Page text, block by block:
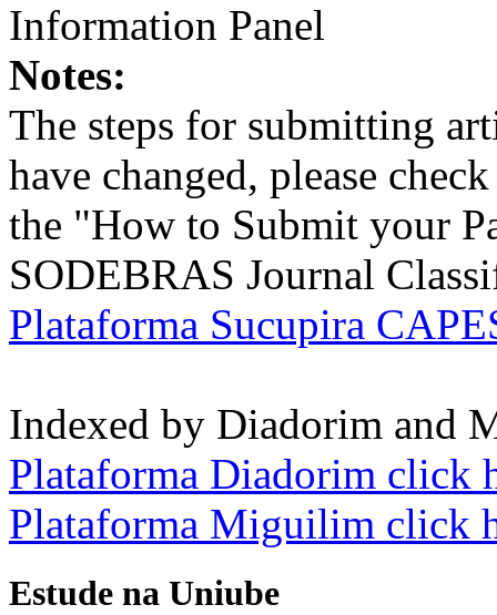
Information Panel
Notes:
The steps for submitting
have changed, please
the "How to Submit your
SODEBRAS Journal
Plataforma Sucupira
Indexed by Diadorim and
Plataforma Diadorim click
Plataforma Miguilim click
Estude na Uniube